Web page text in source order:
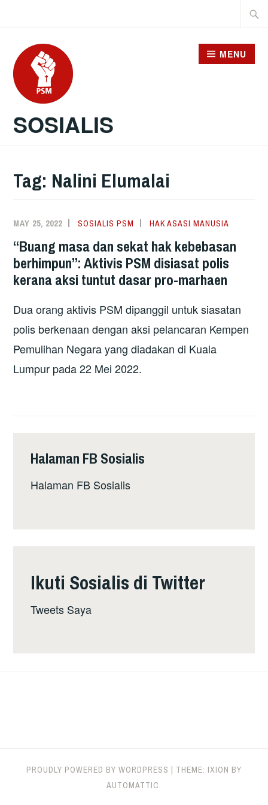
content
SOSIALIS
MENU
Tag: Nalini Elumalai
MAY 25, 2022 SOSIALIS PSM HAK ASASI MANUSIA
“Buang masa dan sekat hak kebebasan
berhimpun”: Aktivis PSM disiasat polis
kerana aksi tuntut dasar pro-marhaen
Dua orang aktivis PSM dipanggil untuk siasatan
polis berkenaan dengan aksi pelancaran Kempen
Pemulihan Negara yang diadakan di Kuala
Lumpur pada 22 Mei 2022.
Halaman FB Sosialis
Halaman FB Sosialis
Ikuti Sosialis di Twitter
Tweets Saya
PROUDLY POWERED BY WORDPRESS | THEME: IXION BY
AUTOMATTIC.